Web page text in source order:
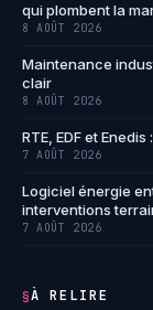
qui plombent la
8 AOÛT 2026
Maintenance
clair
8 AOÛT 2026
RTE, EDF et
7 AOÛT 2026
Logiciel énergie
interventions
7 AOÛT 2026
§À RELIRE